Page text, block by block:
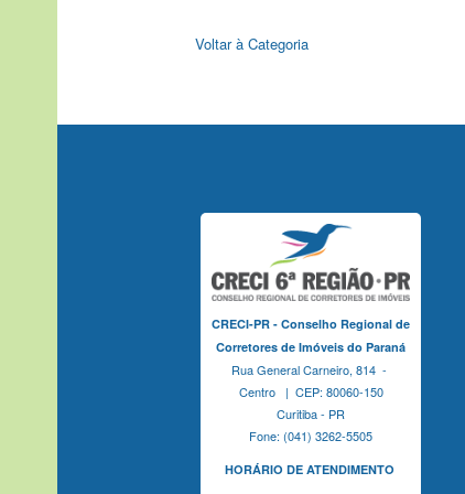
Voltar à Categoria
CRECI-PR - Conselho Regional de
Corretores de Imóveis do Paraná
Rua General Carneiro, 814 -
Centro | CEP: 80060-150
Curitiba - PR
Fone: (041) 3262-5505
HORÁRIO DE ATENDIMENTO